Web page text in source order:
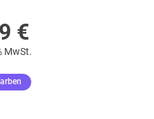
€
MwSt.
(ausgewählt)